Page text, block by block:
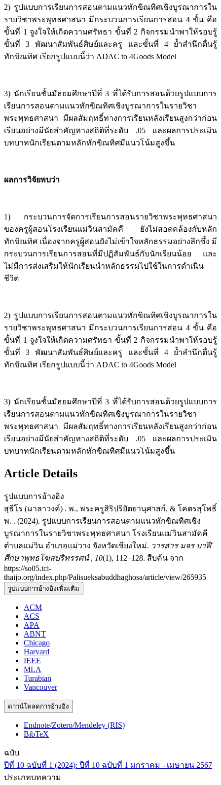
2) รูปแบบการเรียนการสอนตามแนวทักขิณทิศเชิงบูรณาการใน
รายวิชาพระพุทธศาสนา มีกระบวนการเรียนการสอน 4 ขั้น คือ
ขั้นที่ 1 จูงใจให้เกิดความศรัทธา ขั้นที่ 2 กิจกรรมนำพาให้รอบรู้
ขั้นที่ 3 พัฒนาสัมพันธ์ศิษย์และครู และขั้นที่ 4 ย้ำสำนึกตื่นรู้
ทักขิณทิศ เรียกรูปแบบนี้ว่า ADAC to 4Goods Model
3) นักเรียนชั้นมัธยมศึกษาปีที่ 3 ที่ได้รับการสอนด้วยรูปแบบการ
เรียนการสอนตามแนวทักขิณทิศเชิงบูรณาการในรายวิชา
พระพุทธศาสนา มีผลสัมฤทธิ์ทางการเรียนหลังเรียนสูงกว่าก่อน
เรียนอย่างมีนัยสำคัญทางสถิติที่ระดับ .05 และผลการประเมิน
บทบาทนักเรียนตามหลักทักขิณทิศมีแนวโน้มสูงขึ้น
ผลการวิจัยพบว่า
1) กระบวนการจัดการเรียนการสอนรายวิชาพระพุทธศาสนา
ของครูผู้สอนโรงเรียนแม่วินสามัคคี ยังไม่สอดคล้องกับหลัก
ทักขิณทิศ เนื่องจากครูผู้สอนยังไม่เข้าใจหลักธรรมอย่างลึกซึ้ง มี
กระบวนการเรียนการสอนที่มีปฏิสัมพันธ์กับนักเรียนน้อย และ
ไม่มีการส่งเสริมให้นักเรียนนำหลักธรรมไปใช้ในการดำเนิน
ชีวิต
2) รูปแบบการเรียนการสอนตามแนวทักขิณทิศเชิงบูรณาการใน
รายวิชาพระพุทธศาสนา มีกระบวนการเรียนการสอน 4 ขั้น คือ
ขั้นที่ 1 จูงใจให้เกิดความศรัทธา ขั้นที่ 2 กิจกรรมนำพาให้รอบรู้
ขั้นที่ 3 พัฒนาสัมพันธ์ศิษย์และครู และขั้นที่ 4 ย้ำสำนึกตื่นรู้
ทักขิณทิศ เรียกรูปแบบนี้ว่า ADAC to 4Goods Model
3) นักเรียนชั้นมัธยมศึกษาปีที่ 3 ที่ได้รับการสอนด้วยรูปแบบการ
เรียนการสอนตามแนวทักขิณทิศเชิงบูรณาการในรายวิชา
พระพุทธศาสนา มีผลสัมฤทธิ์ทางการเรียนหลังเรียนสูงกว่าก่อน
เรียนอย่างมีนัยสำคัญทางสถิติที่ระดับ .05 และผลการประเมิน
บทบาทนักเรียนตามหลักทักขิณทิศมีแนวโน้มสูงขึ้น
Article Details
รูปแบบการอ้างอิง
สุธีโร (มาลาวงค์) . พ., พระครูสิริปริยัตยานุศาสก์, & โคตรสุโพธิ์
พ. . (2024). รูปแบบการเรียนการสอนตามแนวทักขิณทิศเชิง
บูรณาการในรายวิชาพระพุทธศาสนา โรงเรียนแม่วินสามัคคี
ตำบลแม่วิน อำเภอแม่วาง จังหวัดเชียงใหม่. วารสาร มจร บาฬี
ศึกษาพุทธโฆสปริทรรศน์ , 10(1), 112–128. สืบค้น จาก
https://so05.tci-
thaijo.org/index.php/Palisueksabuddhaghosa/article/view/265935
รูปแบบการอ้างอิงเพิ่มเติม
ACM
ACS
APA
ABNT
Chicago
Harvard
IEEE
MLA
Turabian
Vancouver
ดาวน์โหลดการอ้างอิง
Endnote/Zotero/Mendeley (RIS)
BibTeX
ฉบับ
ปีที่ 10 ฉบับที่ 1 (2024): ปีที่ 10 ฉบับที่ 1 มกราคม - เมษายน 2567
ประเภทบทความ